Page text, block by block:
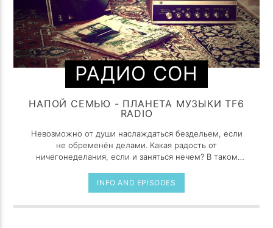
РАДИО СОН
НАПОЙ СЕМЬЮ - ПЛАНЕТА МУЗЫКИ TF6
RADIO
Невозможно от души наслаждаться бездельем, если
не обременён делами. Какая радость от
ничегонеделания, если и заняться нечем? В таком
работой, причем самой утомительной из всех
возможных. Праздность, как и поцелуи, сладка, лишь
когда предаешься ей украдкой.
INFO AND EPISODES